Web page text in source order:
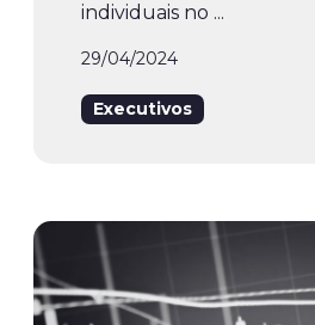
individuais no ...
29/04/2024
Executivos